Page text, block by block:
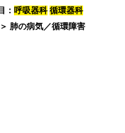
： 呼吸器科 循環器科
肺の病気／循環障害